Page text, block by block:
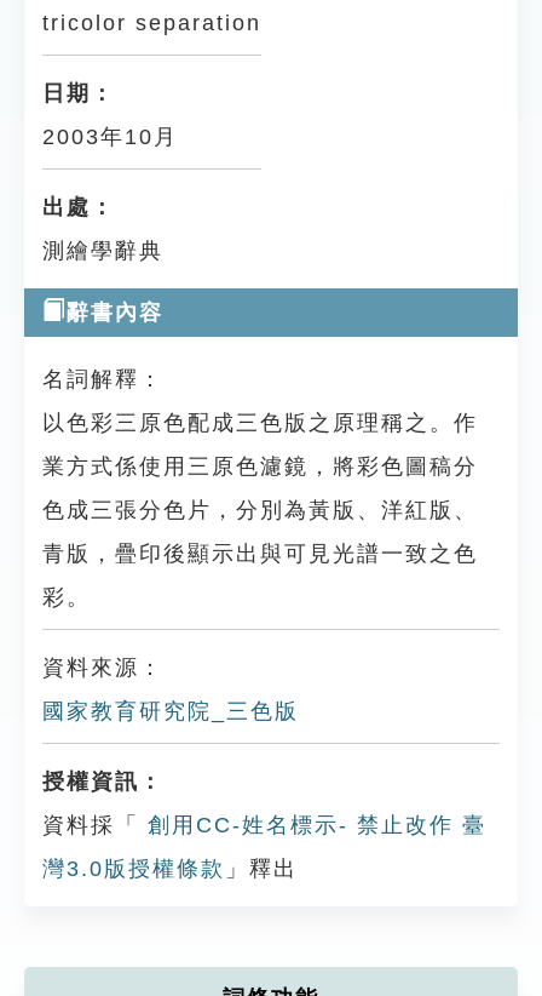
tricolor separation
日期：
2003年10月
出處：
測繪學辭典
辭書內容
名詞解釋：
以色彩三原色配成三色版之原理稱之。作
業方式係使用三原色濾鏡，將彩色圖稿分
色成三張分色片，分別為黃版、洋紅版、
青版，疊印後顯示出與可見光譜一致之色
彩。
資料來源：
國家教育研究院_三色版
授權資訊：
資料採「
創用CC-姓名標示- 禁止改作 臺
灣3.0版授權條款 」釋出